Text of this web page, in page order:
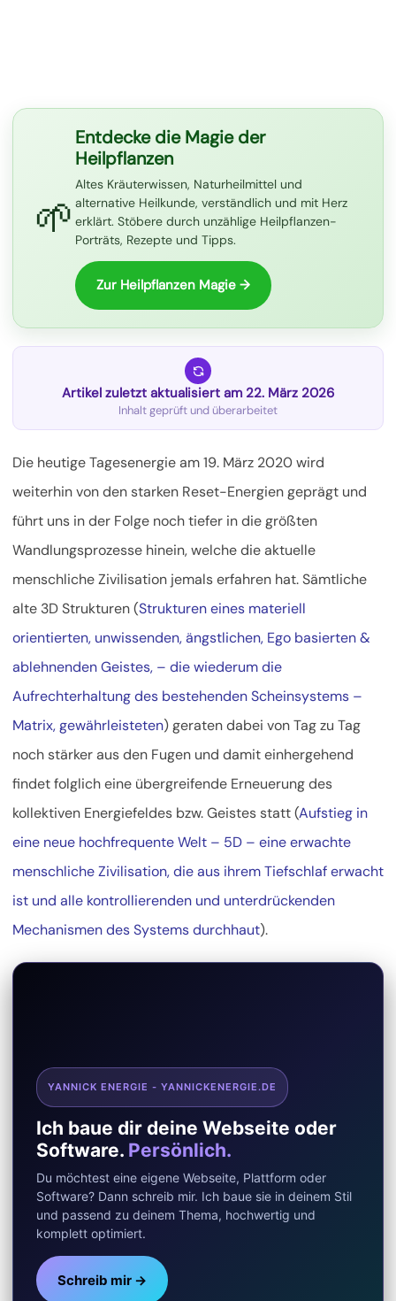
🌱
Entdecke die Magie der
Heilpflanzen
Altes Kräuterwissen, Naturheilmittel und
alternative Heilkunde, verständlich und mit Herz
erklärt. Stöbere durch unzählige Heilpflanzen-
Porträts, Rezepte und Tipps.
Zur Heilpflanzen Magie →
Artikel zuletzt aktualisiert am 22. März 2026
Inhalt geprüft und überarbeitet
Die heutige Tagesenergie am 19. März 2020 wird
weiterhin von den starken Reset-Energien geprägt und
führt uns in der Folge noch tiefer in die größten
Wandlungsprozesse hinein, welche die aktuelle
menschliche Zivilisation jemals erfahren hat.Sämtliche
alte 3D Strukturen (Strukturen eines materiell
orientierten, unwissenden, ängstlichen, Ego basierten &
ablehnenden Geistes, – die wiederum die
Aufrechterhaltung des bestehenden Scheinsystems –
Matrix, gewährleisteten) geraten dabei von Tag zu Tag
noch stärker aus den Fugen und damit einhergehend
findet folglich eine übergreifende Erneuerung des
kollektiven Energiefeldes bzw. Geistes statt (Aufstieg in
eine neue hochfrequente Welt – 5D – eine erwachte
menschliche Zivilisation, die aus ihrem Tiefschlaf erwacht
ist und alle kontrollierenden und unterdrückenden
Mechanismen des Systems durchhaut).
YANNICK ENERGIE - YANNICKENERGIE.DE
Ich baue dir deine Webseite oder
Software. Persönlich.
Du möchtest eine eigene Webseite, Plattform oder
Software? Dann schreib mir. Ich baue sie in deinem Stil
und passend zu deinem Thema, hochwertig und
komplett optimiert.
Schreib mir →